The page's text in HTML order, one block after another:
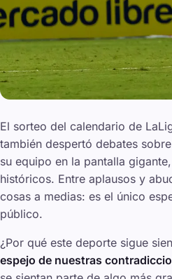
El sorteo del calendario de
también despertó debates
su equipo en la pantalla
históricos. Entre aplausos y
cosas a medias: es el único
público.
¿Por qué este deporte sigue
espejo de nuestras